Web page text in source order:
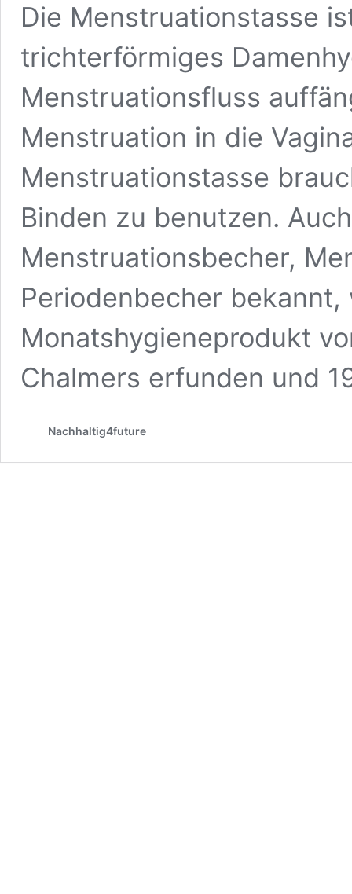
Die Menstruationstasse
trichterförmiges
Menstruationsfluss
Menstruation in die
Menstruationstasse
Binden zu benutzen.
Menstruationsbecher,
Periodenbecher
Monatshygieneprodukt
Chalmers erfunden und
Nachhaltig4future